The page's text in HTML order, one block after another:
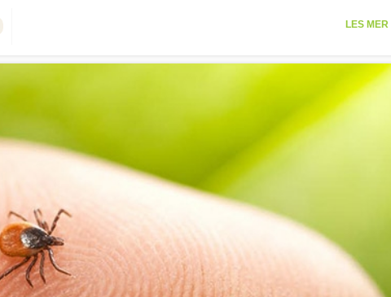
LES MER